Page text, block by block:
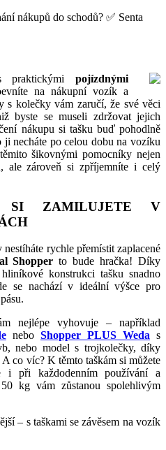
nákupů do schodů? ✅ Senta
praktickými pojízdnými
na nákupní vozík a
s kolečky vám zaručí, že své věci
byste se museli zdržovat jejich
nákupu si tašku buď pohodlně
ji necháte po celou dobu na vozíku
šikovnými pomocníky nejen
ale zároveň si zpříjemníte i celý
SI ZAMILUJETE V
rychle přemístit zaplacené
Shopper to bude hračka! Díky
konstrukci tašku snadno
se nachází v ideální výšce pro
nejlépe vyhovuje – například
nebo Shopper PLUS Weda s
nebo model s trojkolečky, díky
co víc? K těmto taškám si můžete
i při každodenním používání a
kg vám zůstanou spolehlivým
– s taškami se závěsem na vozík